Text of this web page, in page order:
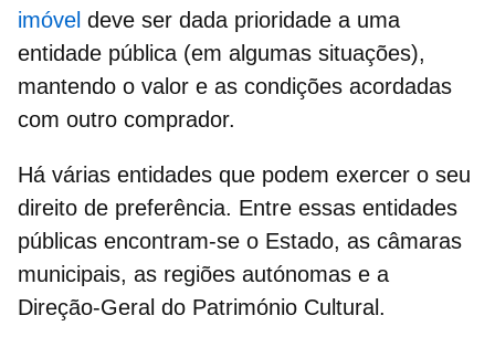
imóvel deve ser dada prioridade a uma
entidade pública (em algumas situações),
mantendo o valor e as condições acordadas
com outro comprador.
Há várias entidades que podem exercer o seu
direito de preferência. Entre essas entidades
públicas encontram-se o Estado, as câmaras
municipais, as regiões autónomas e a
Direção-Geral do Património Cultural.